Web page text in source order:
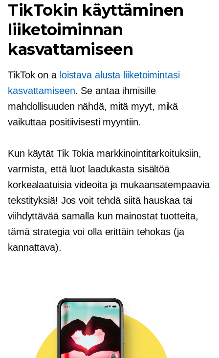
TikTokin käyttäminen
liiketoiminnan
kasvattamiseen
TikTok on a loistava alusta liiketoimintasi
kasvattamiseen. Se antaa ihmisille
mahdollisuuden nähdä, mitä myyt, mikä
vaikuttaa positiivisesti myyntiin.
Kun käytät Tik Tokia markkinointitarkoituksiin,
varmista, että luot laadukasta sisältöä
korkealaatuisiavideoita ja mukaansatempaavia
tekstityksiä! Jos voit tehdä siitä hauskaa tai
viihdyttävää samalla kun mainostat tuotteita,
tämä strategia voi olla erittäin tehokas (ja
kannattava).